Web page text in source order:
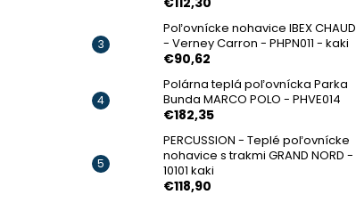
Poľovnícke nohavice IBEX CHAUD
- Verney Carron - PHPN011 - kaki
€90,62
Polárna teplá poľovnícka Parka
Bunda MARCO POLO - PHVE014
€182,35
PERCUSSION - Teplé poľovnícke
nohavice s trakmi GRAND NORD -
10101 kaki
€118,90